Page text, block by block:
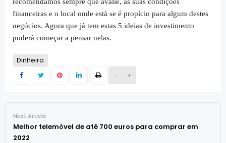
- +
financeiras e o local onde está se é propício para algum destes
negócios. Agora que já tem estas 5 ideias de investimento
poderá começar a pensar nelas.
Dinheiro
Next Article
Melhor telemóvel de até 700 euros para comprar em
2022